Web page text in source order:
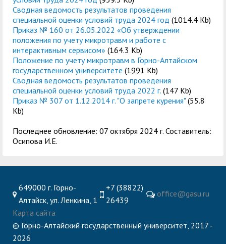
Сводная ведомость результатов проведения
специальной оценки условий труда 2024 год (1014.4 Kb)
Приказ № 160 от 26.05.2022 «Об утверждении
положения по учету микротравм и работе с
интерактивным сервисом» (164.3 Kb)
Положение по учету микротравм в Горно-Алтайском
государственном университете (1991 Kb)
Сводная ведомость результатов проведения
специальной оценки условий труда 2022 г. (147 Kb)
Приказ № 307 от 1.12.2014 г. "О запрете курения" (55.8
Kb)
Последнее обновление: 07 октября 2024 г. Составитель:
Осипова И.Е.
649000 г. Горно-
Алтайск, ул. Ленкина, 1
+7 (38822)
26439
office@gasu.ru
Карта сайта
© Горно-Алтайский государственный университет, 2017 -
2026